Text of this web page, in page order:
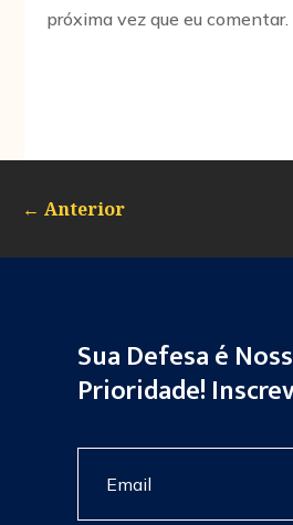
próxima vez que eu comentar.
← Anterior
Sua Defesa é
Prioridade!